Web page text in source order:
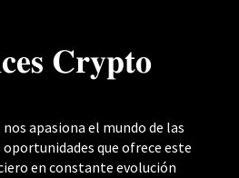
𝐂𝐫𝐲𝐩𝐭𝐨
apasiona el mundo de las
que ofrece este
en constante evolución